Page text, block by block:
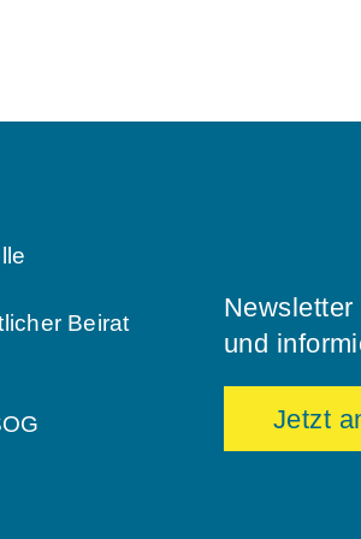
Beirat
Newsletter
und
Jetzt